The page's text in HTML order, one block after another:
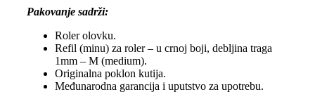
Pakovanje sadrži:
Roler olovku.
Refil (minu) za roler – u crnoj boji, debljina traga
1mm – M (medium).
Originalna poklon kutija.
Međunarodna garancija i uputstvo za upotrebu.